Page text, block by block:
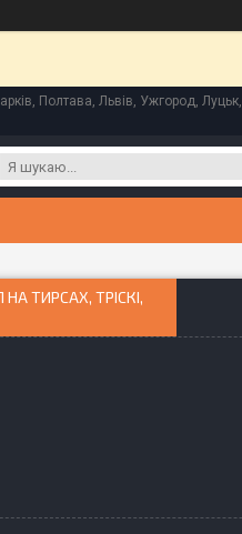
Полтава, Львів, Ужгород, Луцьк,
ТИРСАХ, ТРІСКІ,